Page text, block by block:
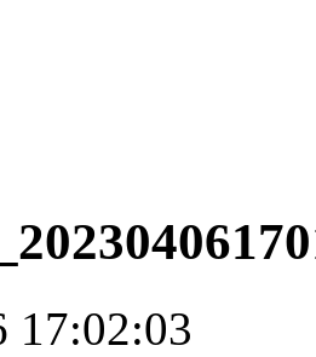
17:02:03